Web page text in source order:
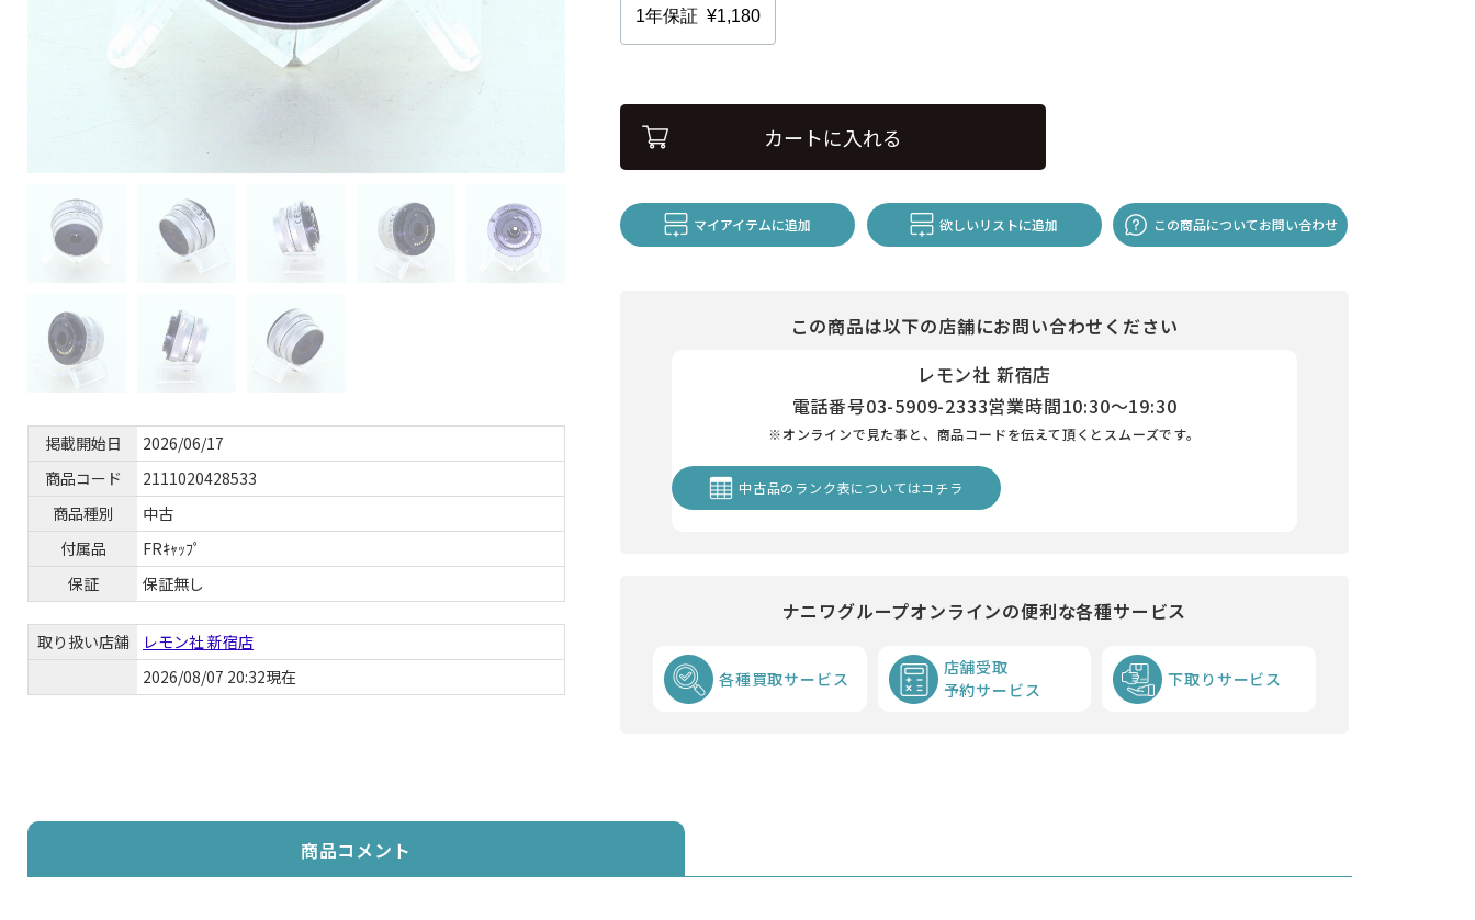
掲載開始日
2026/06/17
商品コード
2111020428533
商品種別
中古
付属品
FRｷｬｯﾌﾟ
保証
保証無し
取り扱い店舗
レモン社 新宿店
2026/08/07 20:32現在
カートに入れる
マイアイテムに追加 欲しいリストに追加 この商品についてお問い合わせ
この商品は以下の店舗にお問い合わせください
レモン社 新宿店
電話番号03-5909-2333営業時間10:30～19:30
※オンラインで見た事と、商品コードを伝えて頂くとスムーズです。
中古品のランク表についてはコチラ
ナニワグループオンラインの便利な各種サービス
各種買取サービス
店舗受取
予約サービス
下取りサービス
商品コメント